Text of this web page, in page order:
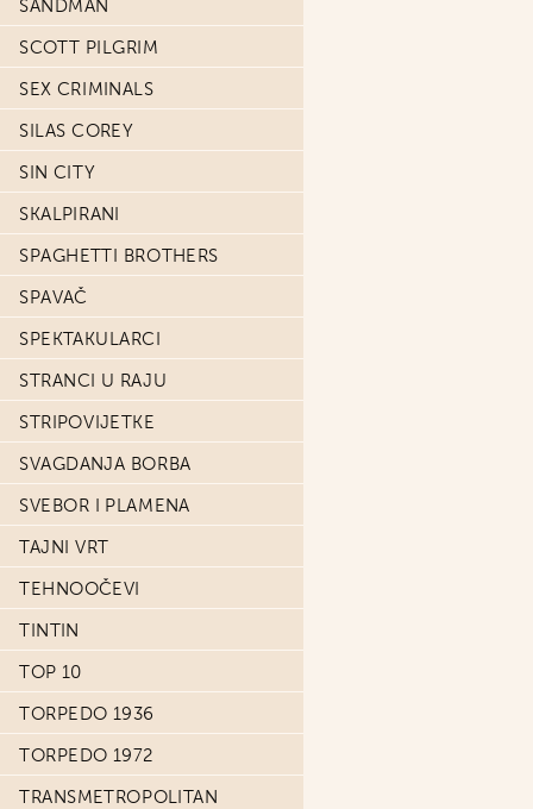
SANDMAN
SCOTT PILGRIM
SEX CRIMINALS
SILAS COREY
SIN CITY
SKALPIRANI
SPAGHETTI BROTHERS
SPAVAČ
SPEKTAKULARCI
STRANCI U RAJU
STRIPOVIJETKE
SVAGDANJA BORBA
SVEBOR I PLAMENA
TAJNI VRT
TEHNOOČEVI
TINTIN
TOP 10
TORPEDO 1936
TORPEDO 1972
TRANSMETROPOLITAN